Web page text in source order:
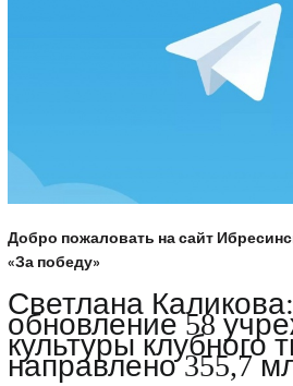
Добро пожаловать на сайт
«За победу»
Светлана
обновление 58
культуры клубного
направлено 355,7